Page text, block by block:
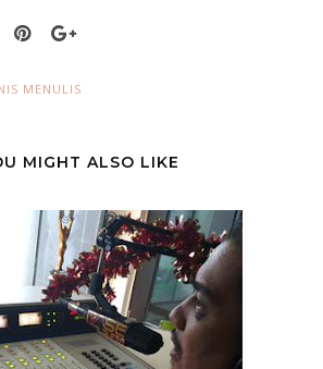
MENULIS
MIGHT ALSO LIKE